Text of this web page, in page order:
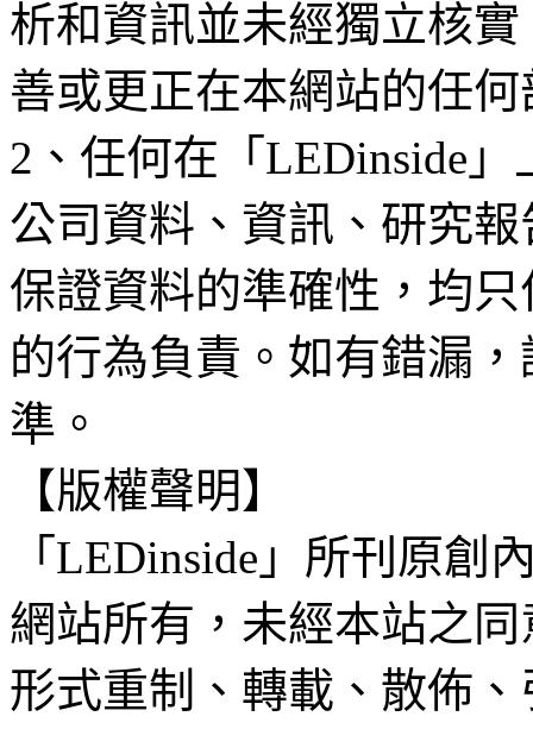
析和資訊並未經獨立核
善或更正在本網站的任
2、任何在「LEDinside
公司資料、資訊、研究
保證資料的準確性，均
的行為負責。如有錯漏
準。
【版權聲明】
「LEDinside」所刊原創
網站所有，未經本站之
形式重制、轉載、散佈